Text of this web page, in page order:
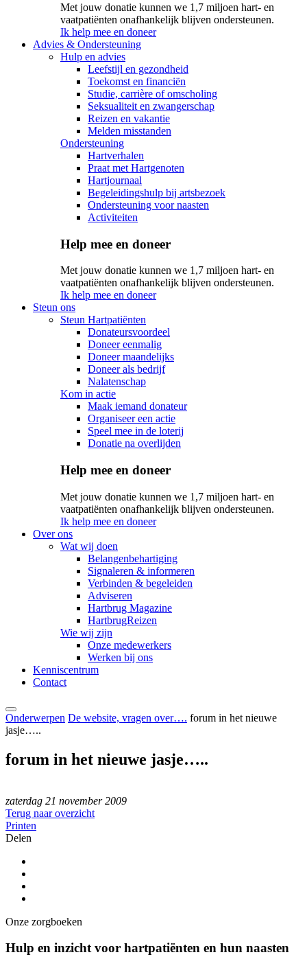
Met jouw donatie kunnen we 1,7 miljoen hart- en
vaatpatiënten onafhankelijk blijven ondersteunen.
Ik help mee en doneer
Advies & Ondersteuning
Hulp en advies
Leefstijl en gezondheid
Toekomst en financiën
Studie, carrière of omscholing
Seksualiteit en zwangerschap
Reizen en vakantie
Melden misstanden
Ondersteuning
Hartverhalen
Praat met Hartgenoten
Hartjournaal
Begeleidingshulp bij artsbezoek
Ondersteuning voor naasten
Activiteiten
Help mee en doneer
Met jouw donatie kunnen we 1,7 miljoen hart- en
vaatpatiënten onafhankelijk blijven ondersteunen.
Ik help mee en doneer
Steun ons
Steun Hartpatiënten
Donateursvoordeel
Doneer eenmalig
Doneer maandelijks
Doneer als bedrijf
Nalatenschap
Kom in actie
Maak iemand donateur
Organiseer een actie
Speel mee in de loterij
Donatie na overlijden
Help mee en doneer
Met jouw donatie kunnen we 1,7 miljoen hart- en
vaatpatiënten onafhankelijk blijven ondersteunen.
Ik help mee en doneer
Over ons
Wat wij doen
Belangenbehartiging
Signaleren & informeren
Verbinden & begeleiden
Adviseren
Hartbrug Magazine
HartbrugReizen
Wie wij zijn
Onze medewerkers
Werken bij ons
Kenniscentrum
Contact
Onderwerpen De website, vragen over…. forum in het nieuwe
jasje…..
forum in het nieuwe jasje…..
zaterdag 21 november 2009
Terug naar overzicht
Printen
Delen
Onze zorgboeken
Hulp en inzicht voor hartpatiënten en hun naasten